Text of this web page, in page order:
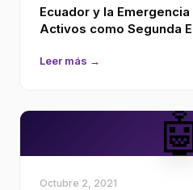
Ecuador y la
Activos como Segunda
Leer más →
Octubre 2, 2021